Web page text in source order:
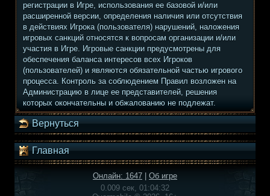
регистрации в Игре, использования ее базовой и/или
расширенной версии, определения наличия или отсутствия
в действиях Игрока (пользователя) нарушений, наложения
игровых санкций относятся к вопросам организации и/или
участия в Игре. Игровые санкции предусмотрены для
обеспечения баланса интересов всех Игроков
(пользователей) и являются обязательной частью игрового
процесса. Контроль за соблюдением Правил возложен на
Администрацию в лице ее представителей, решения
которых окончательны и обжалованию не подлежат.
Вернуться
Главная
Онлайн: 1647
Об игре
0.009 сек, 01:04:32